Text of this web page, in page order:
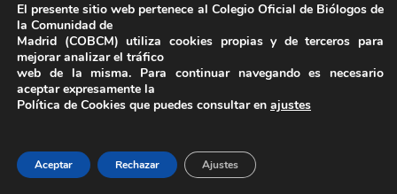
Colegio Oficial de Biólogos de la Comunidad de Madrid.
C/ Santa Engracia 108, 2º int.izq. 28003 Madrid.
El presente sitio web pertenece al Colegio Oficial de Biólogos de
la Comunidad de
Madrid (COBCM) utiliza cookies propias y de terceros para
mejorar analizar el tráfico
web de la misma. Para continuar navegando es necesario
aceptar expresamente la
Política de Cookies que puedes consultar en ajustes
Aceptar Rechazar Ajustes